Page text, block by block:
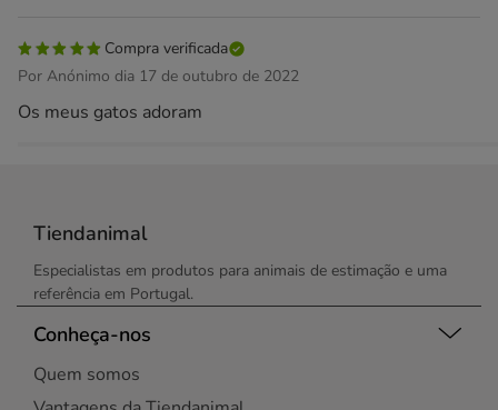
Compra verificada
Por Anónimo dia 17 de outubro de 2022
Os meus gatos adoram
Tiendanimal
Especialistas em produtos para animais de estimação e uma
referência em Portugal.
Conheça-nos
Quem somos